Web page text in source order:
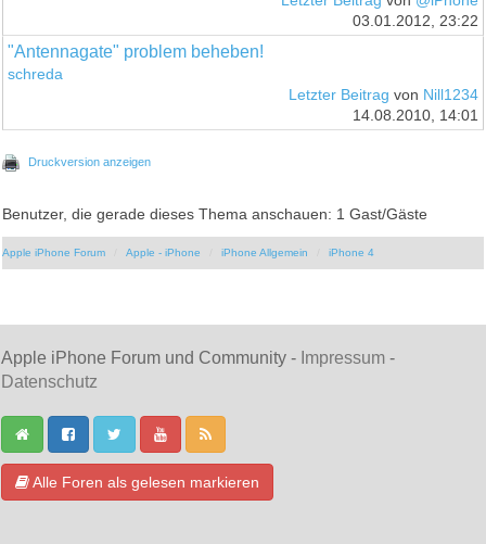
03.01.2012, 23:22
"Antennagate" problem beheben!
schreda
Letzter Beitrag von Nill1234
14.08.2010, 14:01
Druckversion anzeigen
Benutzer, die gerade dieses Thema anschauen: 1 Gast/Gäste
Apple iPhone Forum Apple - iPhone iPhone Allgemein iPhone 4
Apple iPhone Forum und Community - Impressum -
Datenschutz
Alle Foren als gelesen markieren